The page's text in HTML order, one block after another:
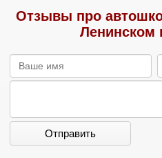
Отзывы про
Ленинском
Отправить